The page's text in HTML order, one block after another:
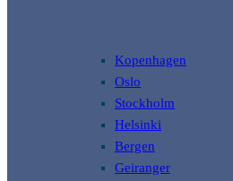
Kopenhagen
Oslo
Stockholm
Helsinki
Bergen
Geiranger